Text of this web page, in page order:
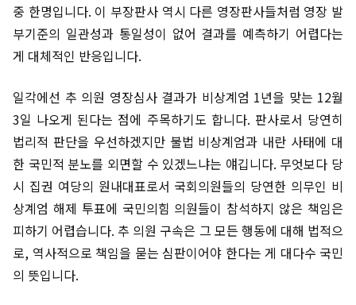
중 한명입니다. 이 부장판사 역시 다른 영장판사들처럼 영장 발
부기준의 일관성과 통일성이 없어 결과를 예측하기 어렵다는
게 대체적인 반응입니다.
일각에선 추 의원 영장심사 결과가 비상계엄 1년을 맞는 12월
3일 나오게 된다는 점에 주목하기도 합니다. 판사로서 당연히
법리적 판단을 우선하겠지만 불법 비상계엄과 내란 사태에 대
한 국민적 분노를 외면할 수 있겠느냐는 얘깁니다. 무엇보다 당
시 집권 여당의 원내대표로서 국회의원들의 당연한 의무인 비
상계엄 해제 투표에 국민의힘 의원들이 참석하지 않은 책임은
피하기 어렵습니다. 추 의원 구속은 그 모든 행동에 대해 법적으
로, 역사적으로 책임을 묻는 심판이어야 한다는 게 대다수 국민
의 뜻입니다.